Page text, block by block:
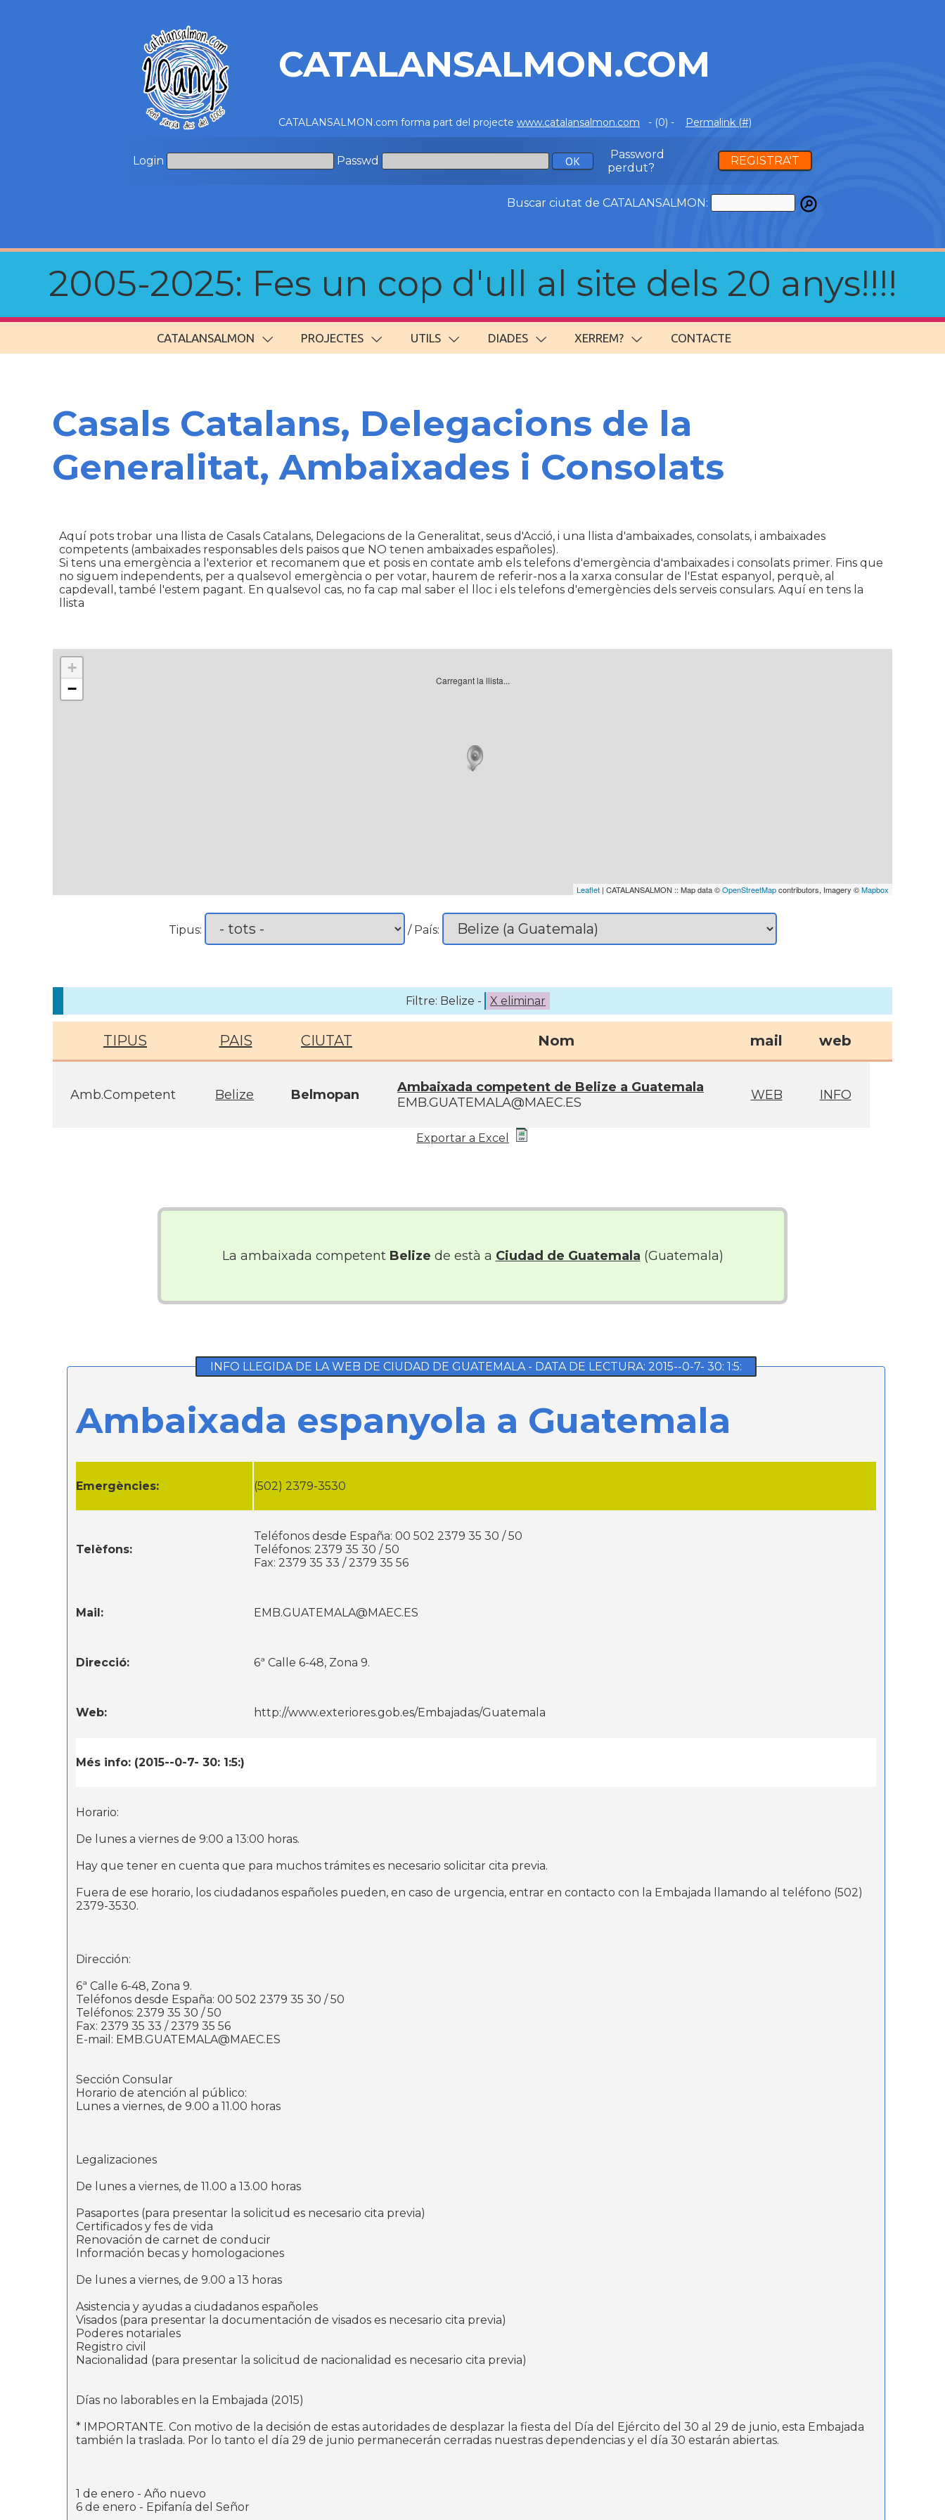
CATALANSALMON.COM
CATALANSALMON.com forma part del projecte www.catalansalmon.com - (0) - Permalink (#)
Login Passwd
Password
perdut?
REGISTRA'T
Buscar ciutat de CATALANSALMON:
2005-2025: Fes un cop d'ull al site dels 20 anys!!!!
CATALANSALMON PROJECTES UTILS DIADES XERREM? CONTACTE
Casals Catalans, Delegacions de la
Generalitat, Ambaixades i Consolats
Aquí pots trobar una llista de Casals Catalans, Delegacions de la Generalitat, seus d'Acció, i una llista d'ambaixades, consolats, i ambaixades
competents (ambaixades responsables dels paisos que NO tenen ambaixades españoles).
Si tens una emergència a l'exterior et recomanem que et posis en contate amb els telefons d'emergència d'ambaixades i consolats primer. Fins que
no siguem independents, per a qualsevol emergència o per votar, haurem de referir-nos a la xarxa consular de l'Estat espanyol, perquè, al
capdevall, també l'estem pagant. En qualsevol cas, no fa cap mal saber el lloc i els telefons d'emergències dels serveis consulars. Aquí en tens la
llista
Carregant la llista...
+
−
Leaflet | CATALANSALMON :: Map data ©OpenStreetMapcontributors, Imagery ©Mapbox
Tipus: / País:
Filtre: Belize - X eliminar
TIPUS PAIS CIUTAT Nom mail web
Amb.Competent Belize Belmopan
Ambaixada competent de Belize a Guatemala
EMB.GUATEMALA@MAEC.ES
WEB INFO
Exportar a Excel
La ambaixada competent Belize de està a Ciudad de Guatemala (Guatemala)
INFO LLEGIDA DE LA WEB DE CIUDAD DE GUATEMALA - DATA DE LECTURA: 2015--0-7- 30: 1:5:
Ambaixada espanyola a Guatemala
Emergències: (502) 2379-3530
Telèfons:
Teléfonos desde España: 00 502 2379 35 30 / 50
Teléfonos: 2379 35 30 / 50
Fax: 2379 35 33 / 2379 35 56
Mail: EMB.GUATEMALA@MAEC.ES
Direcció: 6ª Calle 6-48, Zona 9.
Web: http://www.exteriores.gob.es/Embajadas/Guatemala
Més info: (2015--0-7- 30: 1:5:)
Horario:
De lunes a viernes de 9:00 a 13:00 horas.
Hay que tener en cuenta que para muchos trámites es necesario solicitar cita previa.
Fuera de ese horario, los ciudadanos españoles pueden, en caso de urgencia, entrar en contacto con la Embajada llamando al teléfono (502)
2379-3530.
Dirección:
6ª Calle 6-48, Zona 9.
Teléfonos desde España: 00 502 2379 35 30 / 50
Teléfonos: 2379 35 30 / 50
Fax: 2379 35 33 / 2379 35 56
E-mail: EMB.GUATEMALA@MAEC.ES
Sección Consular
Horario de atención al público:
Lunes a viernes, de 9.00 a 11.00 horas
Legalizaciones
De lunes a viernes, de 11.00 a 13.00 horas
Pasaportes (para presentar la solicitud es necesario cita previa)
Certificados y fes de vida
Renovación de carnet de conducir
Información becas y homologaciones
De lunes a viernes, de 9.00 a 13 horas
Asistencia y ayudas a ciudadanos españoles
Visados (para presentar la documentación de visados es necesario cita previa)
Poderes notariales
Registro civil
Nacionalidad (para presentar la solicitud de nacionalidad es necesario cita previa)
Días no laborables en la Embajada (2015)
* IMPORTANTE. Con motivo de la decisión de estas autoridades de desplazar la fiesta del Día del Ejército del 30 al 29 de junio, esta Embajada
también la traslada. Por lo tanto el día 29 de junio permanecerán cerradas nuestras dependencias y el día 30 estarán abiertas.
1 de enero - Año nuevo
6 de enero - Epifanía del Señor